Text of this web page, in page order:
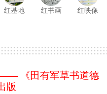
红基地 红书画 红映像
《田有军草书道德
版